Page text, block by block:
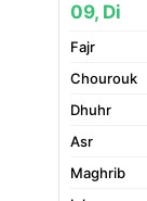
09, Di